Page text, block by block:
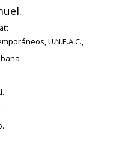
U.N.E.A.C.,